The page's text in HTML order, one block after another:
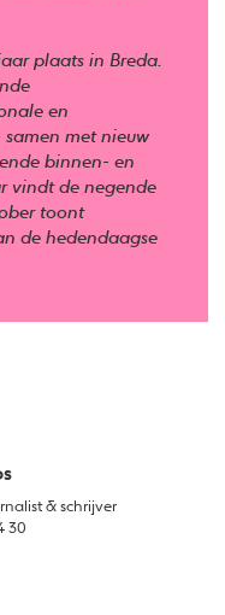
plaats in Breda.
en
met nieuw
binnen- en
vindt de negende
toont
de hedendaagse
& schrijver
30